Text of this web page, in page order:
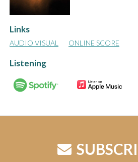
Links
AUDIO VISUAL ONLINE SCORE
Listening